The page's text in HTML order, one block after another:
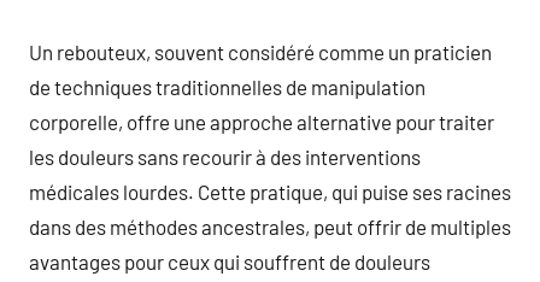
Un rebouteux, souvent considéré comme un praticien
de techniques traditionnelles de manipulation
corporelle, offre une approche alternative pour traiter
les douleurs sans recourir à des interventions
médicales lourdes. Cette pratique, qui puise ses racines
dans des méthodes ancestrales, peut offrir de multiples
avantages pour ceux qui souffrent de douleurs